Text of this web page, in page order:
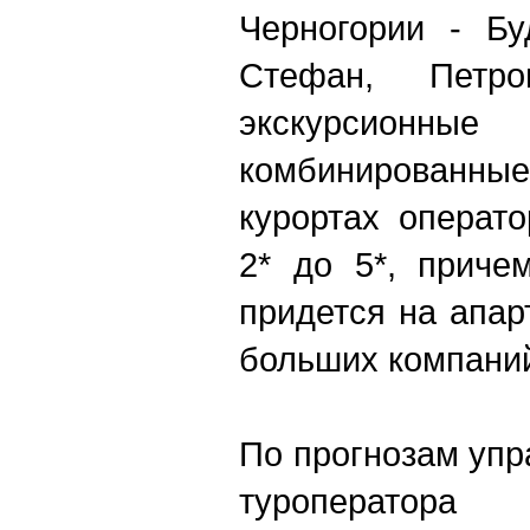
Черногории -
Стефан,
курортах
2* до 5*,
придется на
больших
По прогнозам